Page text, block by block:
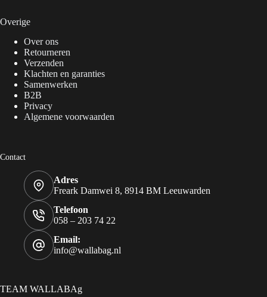
Overige
Over ons
Retourneren
Verzenden
Klachten en garanties
Samenwerken
B2B
Privacy
Algemene voorwaarden
Contact
Adres
Freark Damwei 8, 8914 BM Leeuwarden
Telefoon
058 – 203 74 22
Email:
info@wallabag.nl
TEAM WALLABAg